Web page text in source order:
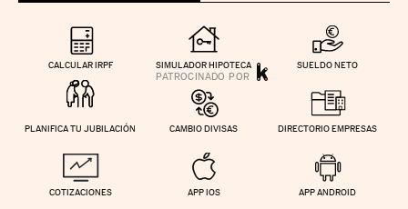
CALCULAR IRPF SIMULADOR HIPOTECA SUELDO NETO
PLANIFICA TU JUBILACIÓN CAMBIO DIVISAS DIRECTORIO EMPRESAS
COTIZACIONES APP IOS APP ANDROID